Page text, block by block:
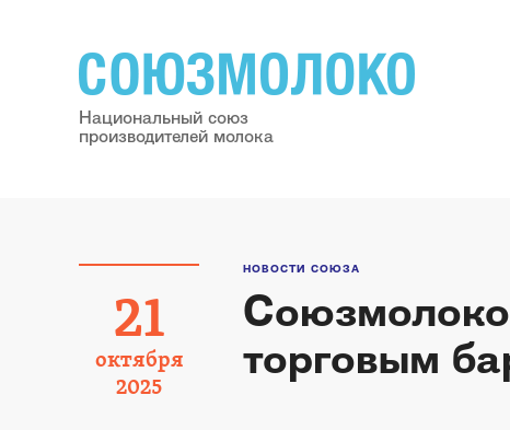
Национальный союз
производителей молока
21
октября
2025
НОВОСТИ СОЮЗА
торговым